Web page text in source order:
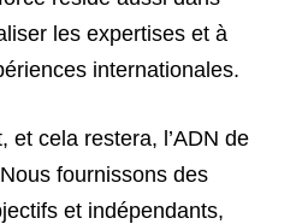
les expertises et à
internationales.
et cela restera, l’ADN de
fournissons des
et indépendants,